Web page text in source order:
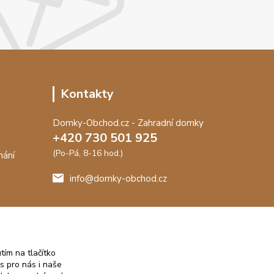
Kontakty
Domky-Obchod.cz - Zahradní domky
+420 730 501 925
(Po-Pá, 8-16 hod.)
info@domky-obchod.cz
na tlačítko
pro nás i naše